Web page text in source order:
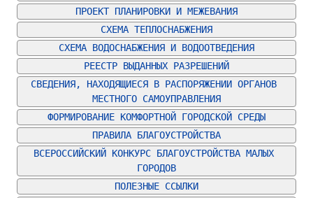
ПРОЕКТ ПЛАНИРОВКИ И МЕЖЕВАНИЯ
СХЕМА ТЕПЛОСНАБЖЕНИЯ
СХЕМА ВОДОСНАБЖЕНИЯ И ВОДООТВЕДЕНИЯ
РЕЕСТР ВЫДАННЫХ РАЗРЕШЕНИЙ
СВЕДЕНИЯ, НАХОДЯЩИЕСЯ В РАСПОРЯЖЕНИИ ОРГАНОВ
МЕСТНОГО САМОУПРАВЛЕНИЯ
ФОРМИРОВАНИЕ КОМФОРТНОЙ ГОРОДСКОЙ СРЕДЫ
ПРАВИЛА БЛАГОУСТРОЙСТВА
ВСЕРОССИЙСКИЙ КОНКУРС БЛАГОУСТРОЙСТВА МАЛЫХ
ГОРОДОВ
ПОЛЕЗНЫЕ ССЫЛКИ